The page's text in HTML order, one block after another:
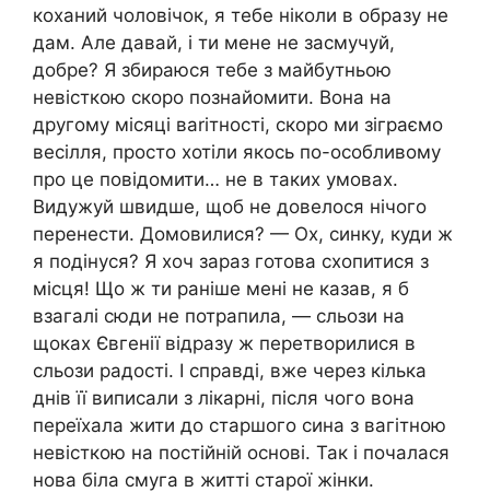
коханий чоловічок, я тебе ніколи в образу не
дам. Але давай, і ти мене не засмучуй,
добре? Я збираюся тебе з майбутньою
невісткою скоро познайомити. Вона на
другому місяці ваrітності, скоро ми зіграємо
весілля, просто хотіли якось по-особливому
про це повідомити… не в таких умовах.
Видужуй швидше, щоб не довелося нічого
перенести. Домовилися? — Ох, синку, куди ж
я подінуся? Я хоч зараз готова схопитися з
місця! Що ж ти раніше мені не казав, я б
взагалі сюди не потрапила, — сльози на
щоках Євгенії відразу ж перетворилися в
сльози радості. І справді, вже через кілька
днів її виписали з лікарні, після чого вона
переїхала жити до старшого сина з вагітною
невісткою на постійній основі. Так і почалася
нова біла смуга в житті старої жінки.